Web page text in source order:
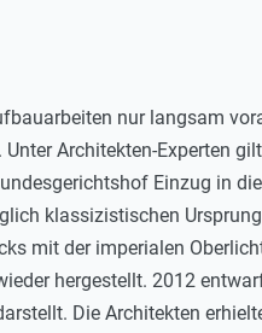
nur langsam
Architekten-Experten
Einzug in
klassizistischen
mit der imperialen
hergestellt. 2012
Die Architekten